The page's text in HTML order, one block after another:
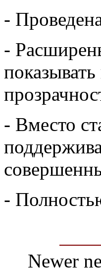
-
-
- Вместо
-
Newer